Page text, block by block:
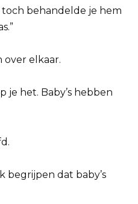
behandelde je hem
over elkaar.
je het. Baby’s hebben
begrijpen dat baby’s